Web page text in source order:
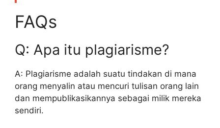
FAQs
Q: Apa itu plagiarisme?
A: Plagiarisme adalah suatu tindakan di mana
orang menyalin atau mencuri tulisan orang lain
dan mempublikasikannya sebagai milik mereka
sendiri.